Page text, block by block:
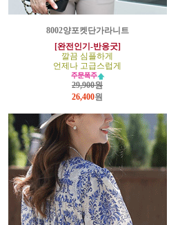
8002양포켓단가라니트
[완전인기-반응굿]
깔끔 심플하게
언제나 고급스럽게
29,900원
26,400원